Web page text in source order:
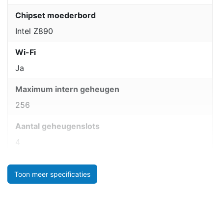
Chipset moederbord
Intel Z890
Wi-Fi
Ja
Maximum intern geheugen
256
Aantal geheugenslots
4
Toon meer specificaties